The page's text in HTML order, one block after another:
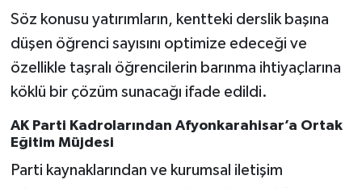
Söz konusu yatırımların, kentteki derslik başına
düşen öğrenci sayısını optimize edeceği ve
özellikle taşralı öğrencilerin barınma ihtiyaçlarına
köklü bir çözüm sunacağı ifade edildi.
AK Parti Kadrolarından Afyonkarahisar’a Ortak
Eğitim Müjdesi
Parti kaynaklarından ve kurumsal iletişim